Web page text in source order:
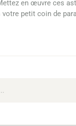
en œuvre ces
votre petit coin de